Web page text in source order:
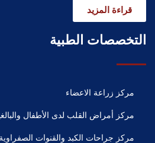
قراءة المزيد
التخصصات الطبية
مركز زراعة الاعضاء
مركز أمراض القلب لدى الأطفال
مركز جراحات الكبد والقنوات